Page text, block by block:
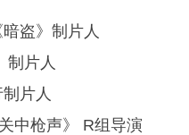
盗》制片人
制片人
片人
中枪声》 R组导演